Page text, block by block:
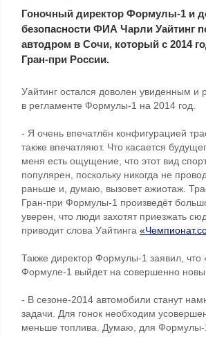
Гоночный директор Формулы-1 и
безопасности ФИА Чарли Уайтинг
автодром в Сочи, который с 2014
Гран-при России.
Уайтинг остался доволен увиденным и
в регламенте Формулы-1 на 2014 год.
- Я очень впечатлён конфигурацией
также впечатляют. Что касается
меня есть ощущение, что этот вид
популярен, поскольку никогда не
раньше и, думаю, вызовет ажиотаж.
Гран-при Формулы-1 произведёт
уверен, что люди захотят приезжать
приводит слова Уайтинга
Также директор Формулы-1 заявил,
Формуле-1 выйдет на совершенно
- В сезоне-2014 автомобили станут
задачи. Для гонок необходим
меньше топлива. Думаю, для Формулы-